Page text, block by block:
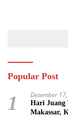
Popular Post
1 Desember
Hari Juang
Makassar,